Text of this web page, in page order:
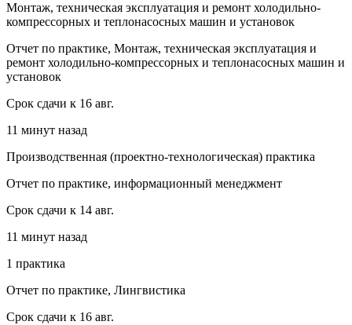
Монтаж, техническая эксплуатация и ремонт холодильно-
компрессорных и теплонасосных машин и установок
Отчет по практике, Монтаж, техническая эксплуатация и
ремонт холодильно-компрессорных и теплонасосных машин и
установок
Срок сдачи к 16 авг.
11 минут назад
Производственная (проектно-технологическая) практика
Отчет по практике, информационный менеджмент
Срок сдачи к 14 авг.
11 минут назад
1 практика
Отчет по практике, Лингвистика
Срок сдачи к 16 авг.